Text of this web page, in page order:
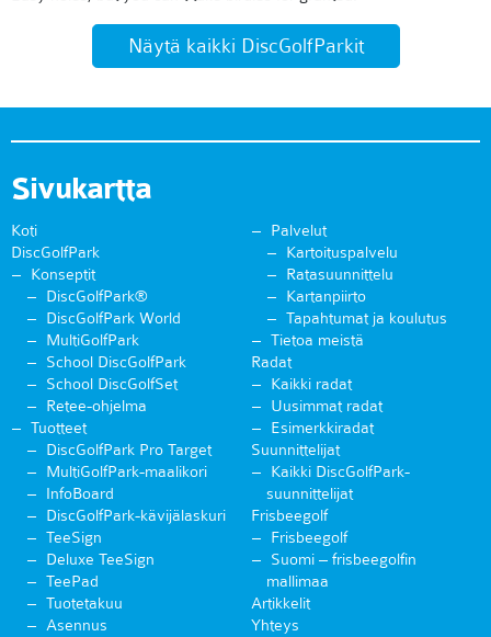
Näytä kaikki DiscGolfParkit
Sivukartta
Koti
DiscGolfPark
Konseptit
DiscGolfPark®
DiscGolfPark World
MultiGolfPark
School DiscGolfPark
School DiscGolfSet
Retee-ohjelma
Tuotteet
DiscGolfPark Pro Target
MultiGolfPark-maalikori
InfoBoard
DiscGolfPark-kävijälaskuri
TeeSign
Deluxe TeeSign
TeePad
Tuotetakuu
Asennus
Palvelut
Kartoituspalvelu
Ratasuunnittelu
Kartanpiirto
Tapahtumat ja koulutus
Tietoa meistä
Radat
Kaikki radat
Uusimmat radat
Esimerkkiradat
Suunnittelijat
Kaikki DiscGolfPark-
suunnittelijat
Frisbeegolf
Frisbeegolf
Suomi – frisbeegolfin
mallimaa
Artikkelit
Yhteys